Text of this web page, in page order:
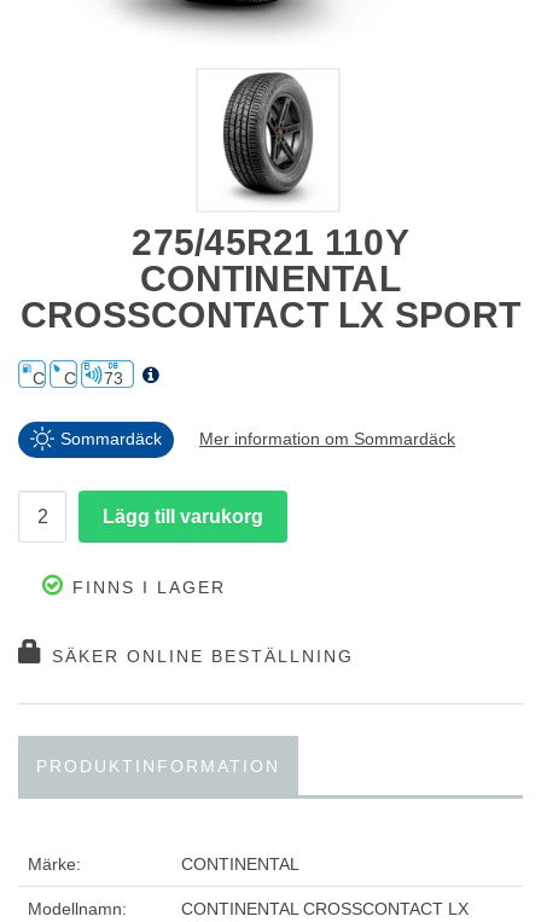
275/45R21 110Y
CONTINENTAL
CROSSCONTACT LX SPORT
C C 73
Sommardäck Mer information om Sommardäck
FINNS I LAGER
SÄKER ONLINE BESTÄLLNING
PRODUKTINFORMATION
Märke: CONTINENTAL
Modellnamn:
CONTINENTAL CROSSCONTACT LX